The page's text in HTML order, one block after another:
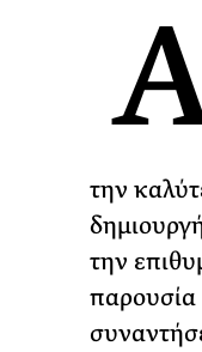
την
την